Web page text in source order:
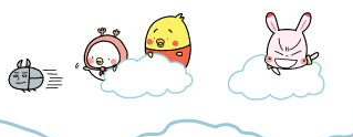
き